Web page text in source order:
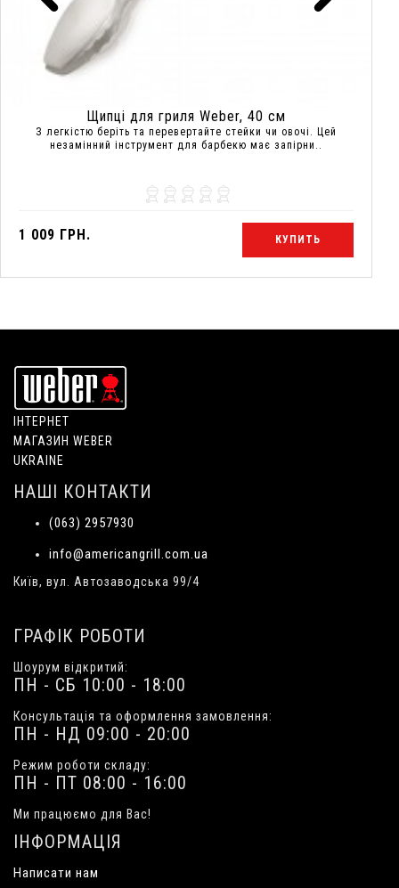
Щипці для гриля Weber, 40 см
З легкістю беріть та перевертайте стейки чи овочі. Цей
незамінний інструмент для барбекю має запірни..
1 009 ГРН. КУПИТЬ
ІНТЕРНЕТ
МАГАЗИН WEBER
UKRAINE
НАШІ КОНТАКТИ
(063) 2957930
info@americangrill.com.ua
Київ, вул. Автозаводська 99/4
ГРАФІК РОБОТИ
Шоурум відкритий:
ПН - СБ 10:00 - 18:00
Консультація та оформлення замовлення:
ПН - НД 09:00 - 20:00
Режим роботи складу:
ПН - ПТ 08:00 - 16:00
Ми працюємо для Вас!
ІНФОРМАЦІЯ
Написати нам